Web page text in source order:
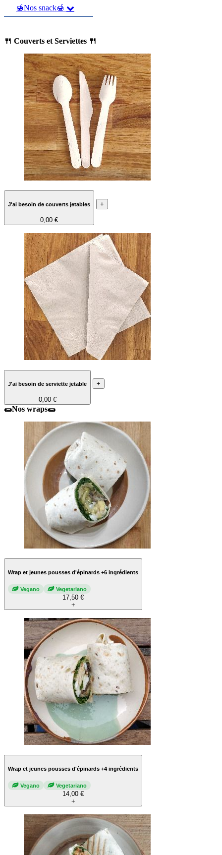
🍯Nos snack🍯
🍴 Couverts et Serviettes 🍴
J'ai besoin de couverts jetables
0,00 €
+
J'ai besoin de serviette jetable
0,00 €
+
🌯Nos wraps🌯
Wrap et jeunes pousses d'épinards +6 ingrédients
Vegano Vegetariano
17,50 €
+
Wrap et jeunes pousses d'épinards +4 ingrédients
Vegano Vegetariano
14,00 €
+